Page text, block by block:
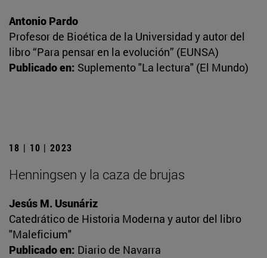
Antonio Pardo
Profesor de Bioética de la Universidad y autor del
libro “Para pensar en la evolución” (EUNSA)
Publicado en: Suplemento "La lectura" (El Mundo)
18 | 10 | 2023
Henningsen y la caza de brujas
Jesús M. Usunáriz
Catedrático de Historia Moderna y autor del libro
"Maleficium"
Publicado en: Diario de Navarra